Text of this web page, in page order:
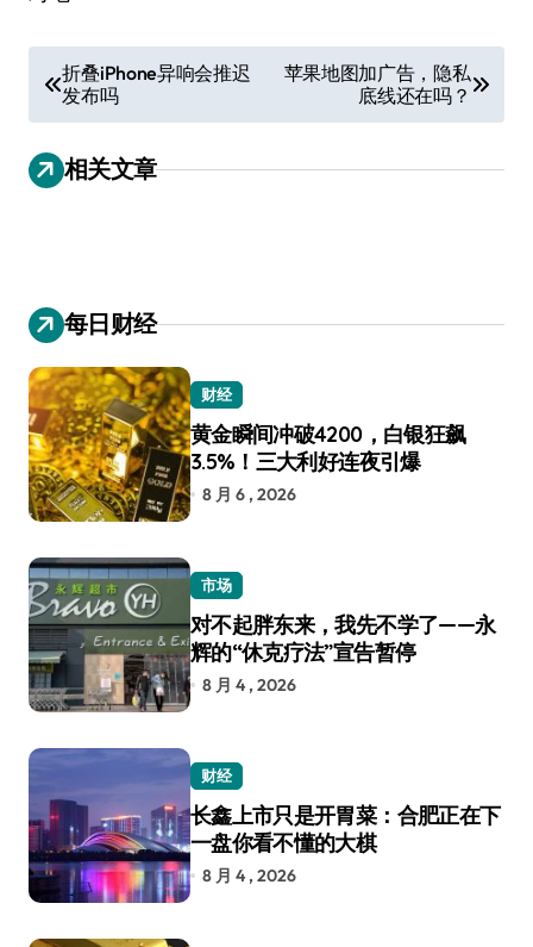
章
导
航
折叠iPhone异响会推迟
发布吗
苹果地图加广告，隐私
底线还在吗？
相关文章
每日财经
财经
黄金瞬间冲破4200，白银狂飙
3.5%！三大利好连夜引爆
8 月 6 , 2026
市场
对不起胖东来，我先不学了——永
辉的“休克疗法”宣告暂停
8 月 4 , 2026
财经
长鑫上市只是开胃菜：合肥正在下
一盘你看不懂的大棋
8 月 4 , 2026